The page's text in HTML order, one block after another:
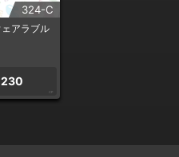
324-C
アラブル
230
CP